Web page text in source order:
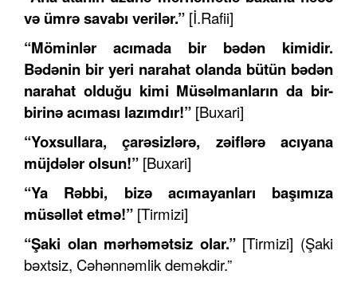
və ümrə savabı verilər.” [İ.Rafii]
“Möminlər acımada bir bədən kimidir.
Bədənin bir yeri narahat olanda bütün bədən
narahat olduğu kimi Müsəlmanların da bir-
birinə acıması lazımdır!” [Buxari]
“Yoxsullara, çarəsizlərə, zəiflərə acıyana
müjdələr olsun!” [Buxari]
“Ya Rəbbi, bizə acımayanları başımıza
müsəllət etmə!” [Tirmizi]
“Şaki olan mərhəmətsiz olar.” [Tirmizi] (Şaki
bəxtsiz, Cəhənnəmlik deməkdir.”